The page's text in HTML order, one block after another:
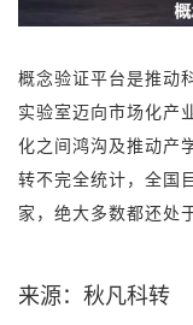
概念验证平台是推动
实验室迈向市场化产
化之间鸿沟及推动产
转不完全统计，全国
家，绝大多数都还处
来源：秋凡科转